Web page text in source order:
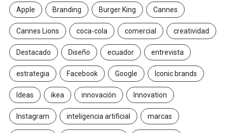
Apple Branding Burger King Cannes
Cannes Lions coca-cola comercial creatividad
Destacado Diseño ecuador entrevista
estrategia Facebook Google Iconic brands
Ideas ikea innovación Innovation
Instagram inteligencia artificial marcas